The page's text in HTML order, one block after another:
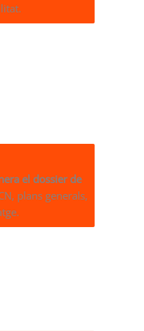
el dossier de
plans generals,